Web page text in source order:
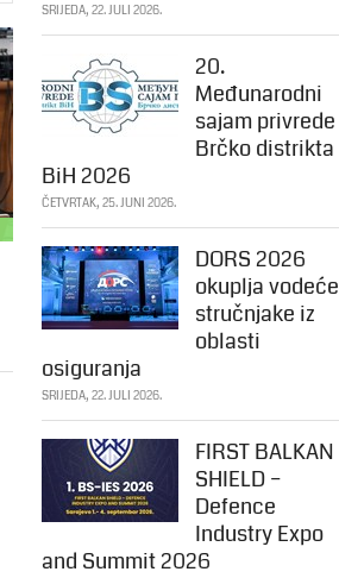
SRIJEDA, 22. JULI 2026.
20.
Međunarodni
sajam privrede
Brčko distrikta
BiH 2026
ČETVRTAK, 25. JUNI 2026.
DORS 2026
okuplja vodeće
stručnjake iz
oblasti
osiguranja
SRIJEDA, 22. JULI 2026.
FIRST BALKAN
SHIELD –
Defence
Industry Expo
and Summit 2026